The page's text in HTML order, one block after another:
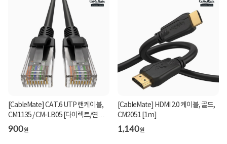
[CableMate] CAT.6 UTP 랜케이블,
CM1135 / CM-LB05 [다이렉트/연선]
[블랙2m]
900원
[CableMate] HDMI 2.0 케이블, 골드,
CM2051 [1m]
1,140원